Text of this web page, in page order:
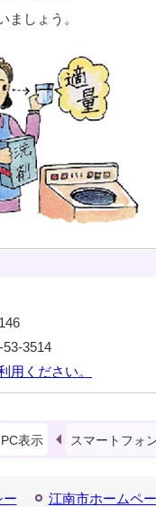
ましょう。
3514
用ください。
PC表示 スマートフォ
ー 江南市ホームペ